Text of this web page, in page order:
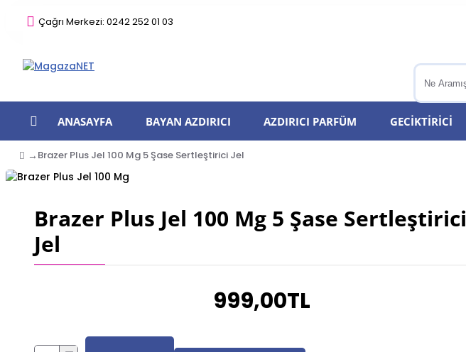
Çağrı Merkezi: 0242 252 01 03
ANASAYFA BAYAN AZDIRICI AZDIRICI PARFÜM GECIKTIRICI
Brazer Plus Jel 100 Mg 5 Şase Sertleştirici Jel
Brazer Plus Jel 100 Mg 5 Şase Sertleştirici
Jel
999,00TL